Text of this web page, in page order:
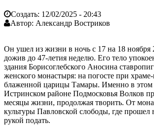
Создать: 12/02/2025 - 20:43
Автор: Александр Востриков
Он ушел из жизни в ночь с 17 на 18 ноября
дожив до 47-летия неделю. Его тело
здания Борисоглебского Аносина
женского монастыря: на погосте при
блаженной царицы Тамары. Именно в этом
Истринском районе Подмосковья Волков
месяцы жизни, продолжая творить. От
культуры Павловской слободы, где прошел
рукой подать.